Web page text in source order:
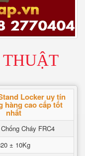
THUẬT
Locker uy tín
hàng cao cấp tốt
nhất
Cháy FRC4
± 10Kg